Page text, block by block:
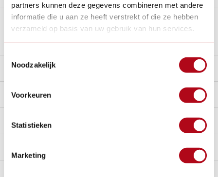
partners kunnen deze gegevens combineren met andere
informatie die u aan ze heeft verstrekt of die ze hebben
verzameld op basis van uw gebruik van hun services.
Toestemmingsselectie
Noodzakelijk
Voorkeuren
Statistieken
Marketing
Plus- en minpunten
Beschrijving
Reviews
Specificaties